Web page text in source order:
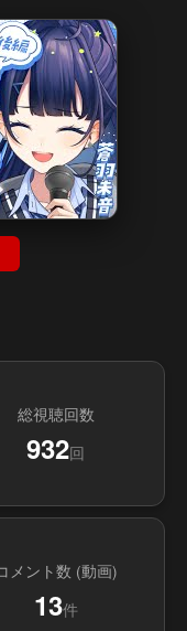
総視聴回数
932回
メント数 (動画)
13件